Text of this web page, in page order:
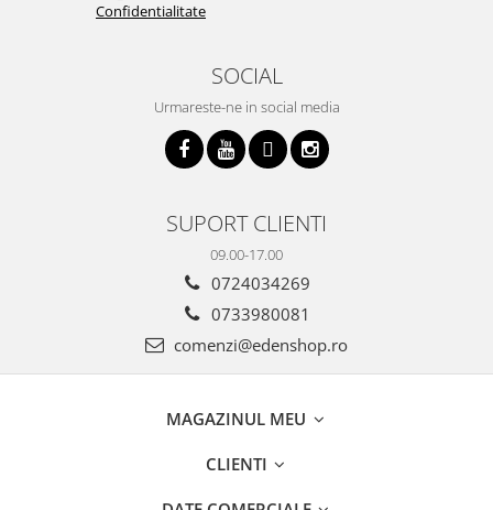
Confidentialitate
SOCIAL
Urmareste-ne in social media
SUPORT CLIENTI
09.00-17.00
0724034269
0733980081
comenzi@edenshop.ro
MAGAZINUL MEU
CLIENTI